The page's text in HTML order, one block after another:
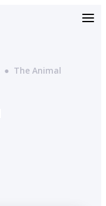
● The Animal